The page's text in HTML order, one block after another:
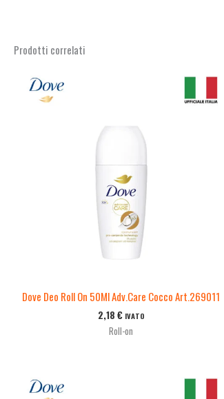
Prodotti correlati
Dove Deo Roll On 50Ml Adv.Care Cocco Art.269011
2,18 € IVATO
Roll-on